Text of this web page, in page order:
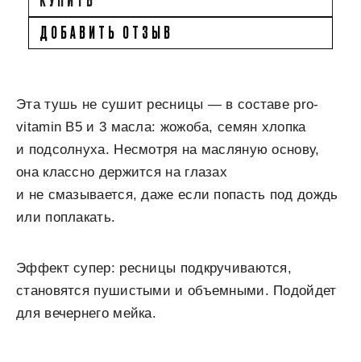
ДОБАВИТЬ ОТЗЫВ
Эта тушь не сушит ресницы — в составе pro-
vitamin B5 и 3 масла: жожоба, семян хлопка
и подсолнуха. Несмотря на масляную основу,
она классно держится на глазах
и не смазывается, даже если попасть под дождь
или поплакать.
Эффект супер: ресницы подкручиваются,
становятся пушистыми и объемными. Подойдет
для вечернего мейка.